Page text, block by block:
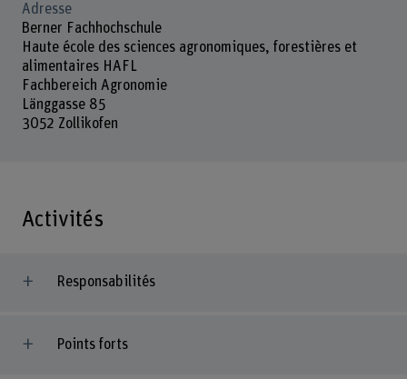
Adresse
Berner Fachhochschule
Haute école des sciences agronomiques, forestières et
alimentaires HAFL
Fachbereich Agronomie
Länggasse 85
3052 Zollikofen
Activités
Responsabilités
Points forts